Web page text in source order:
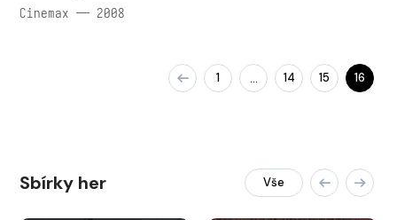
Cinemax — 2008
1 … 14 15 16
Sbírky her Vše